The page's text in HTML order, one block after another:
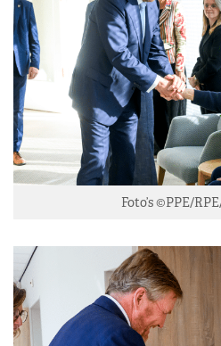
Foto’s ©PPE/